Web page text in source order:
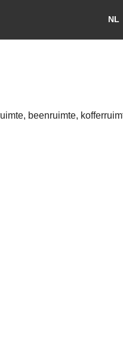
NL
beenruimte,